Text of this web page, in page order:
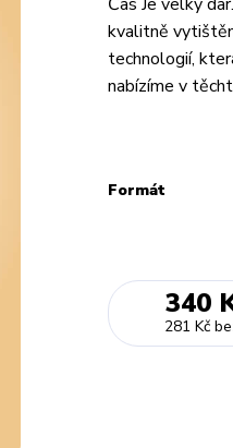
kvalitně
technologií,
nabízíme v
Formát
340
281 Kč